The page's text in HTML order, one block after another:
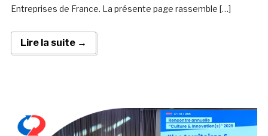
Entreprises de France. La présente page rassemble […]
Lire la suite →